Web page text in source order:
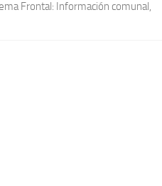
Frontal: Información comunal,